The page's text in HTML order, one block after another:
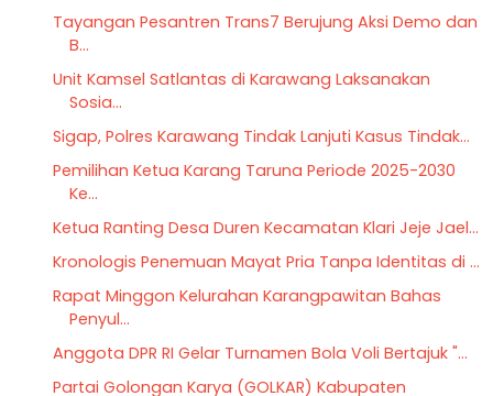
Tayangan Pesantren Trans7 Berujung Aksi Demo dan
B...
Unit Kamsel Satlantas di Karawang Laksanakan
Sosia...
Sigap, Polres Karawang Tindak Lanjuti Kasus Tindak...
Pemilihan Ketua Karang Taruna Periode 2025-2030
Ke...
Ketua Ranting Desa Duren Kecamatan Klari Jeje Jael...
Kronologis Penemuan Mayat Pria Tanpa Identitas di ...
Rapat Minggon Kelurahan Karangpawitan Bahas
Penyul...
Anggota DPR RI Gelar Turnamen Bola Voli Bertajuk "...
Partai Golongan Karya (GOLKAR) Kabupaten